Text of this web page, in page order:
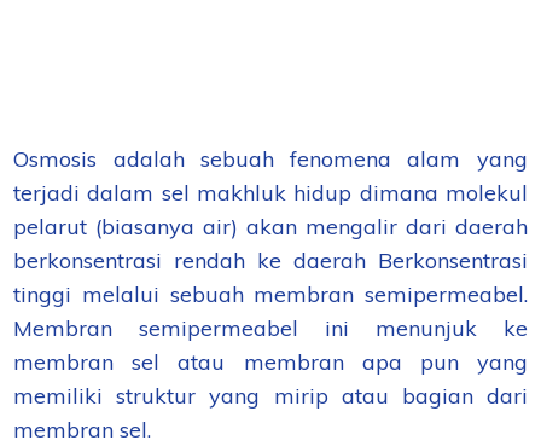
Osmosis adalah sebuah fenomena alam yang
terjadi dalam sel makhluk hidup dimana molekul
pelarut (biasanya air) akan mengalir dari daerah
berkonsentrasi rendah ke daerah Berkonsentrasi
tinggi melalui sebuah membran semipermeabel.
Membran semipermeabel ini menunjuk ke
membran sel atau membran apa pun yang
memiliki struktur yang mirip atau bagian dari
membran sel.